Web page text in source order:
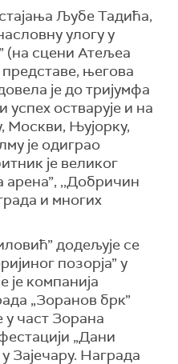
Љубе Тадића,
улогу у
(на сцени Атељеа
његова
је до тријумфа
остварује и на
Москви, Њујорку,
је одиграо
је великог
арена”, ,,Добричин
и многих
додељује се
позорја” у
је компанија
„Зоранов брк”
у част Зорана
„Дани
Зајечару. Награда